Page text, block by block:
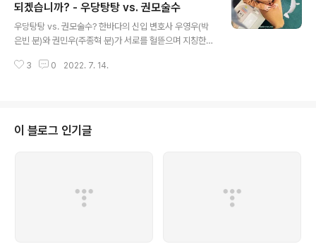
관통하게 될 처지에 놓인 노덕리, 이장을 중심으로 한 대책
위원회는 '소덕동 도로구역 결정 취소 청구 소송'을 하기로
한다. '계란으로 바위치기', 이 사건은 이렇게 표현된다. 자
로 잰듯 소덕동을 가로지르는 도로, 게다가 소덕동 사람들
이 소중히 여기는 '아름드리 팽나무마저 뽑혀나가야 하는
되겠습니까? - 우당탕탕 vs. 권모술수
우당탕탕 vs. 권모술수? 한바다의 신입 변호사 우영우(박
은빈 분)와 권민우(주종혁 분)가 서로를 헐뜯으며 지칭한
민우의 별명 '권모술수'를 입에 올리고 만다. 그도 그럴 것
다는 사실조차 우영우에게 전하지 않는다. 사건을 맡긴 이
화 ATM의 대표를 만나기 겨우 5분 전에야 자료를 전해주
차 에서 우당탕탕 VS...
3 0 2022. 7. 14.
이 블로그 인기글